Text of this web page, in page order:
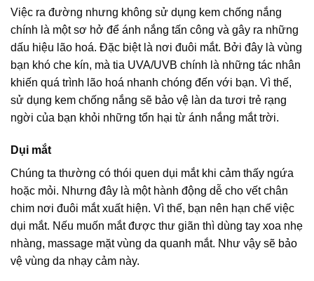
Việc ra đường nhưng không sử dụng kem chống nắng
chính là một sơ hở để ánh nắng tấn công và gây ra những
dấu hiệu lão hoá. Đặc biệt là nơi đuôi mắt. Bởi đây là vùng
bạn khó che kín, mà tia UVA/UVB chính là những tác nhân
khiến quá trình lão hoá nhanh chóng đến với bạn. Vì thế,
sử dụng kem chống nắng sẽ bảo vệ làn da tươi trẻ rạng
ngời của bạn khỏi những tổn hại từ ánh nắng mắt trời.
Dụi mắt
Chúng ta thường có thói quen dụi mắt khi cảm thấy ngứa
hoặc mỏi. Nhưng đây là một hành động dễ cho vết chân
chim nơi đuôi mắt xuất hiện. Vì thế, bạn nên hạn chế việc
dụi mắt. Nếu muốn mắt được thư giãn thì dùng tay xoa nhẹ
nhàng, massage mặt vùng da quanh mắt. Như vậy sẽ bảo
vệ vùng da nhạy cảm này.